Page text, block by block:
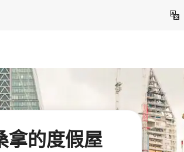
拿的度假屋